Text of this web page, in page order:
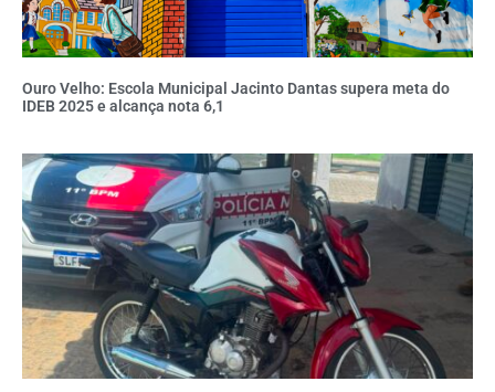
Ouro Velho: Escola Municipal Jacinto Dantas supera meta do
IDEB 2025 e alcança nota 6,1